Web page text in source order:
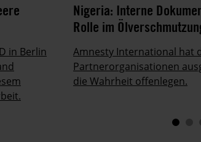
in Berlin
Nigeria: Interne
Rolle im
Amnesty International hat
Partnerorganisationen
die Wahrheit offenlegen.